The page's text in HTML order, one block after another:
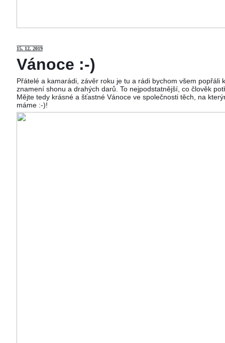
15. 12. 2019
Vánoce :-)
Přátelé a kamarádi, závěr roku je tu a rádi bychom všem
znamení shonu a drahých darů. To nejpodstatnější, co člověk
Mějte tedy krásné a šťastné Vánoce ve společnosti těch, na
máme :-)!